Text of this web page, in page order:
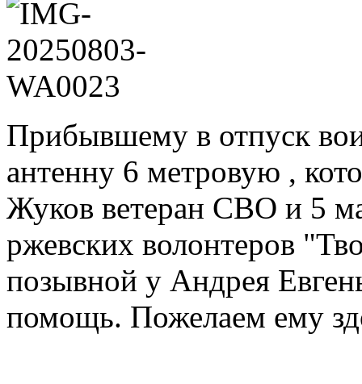
Прибывшему в отпуск
антенну 6 метровую ,
Жуков ветеран СВО и 5
ржевских волонтеров
позывной у Андрея
помощь. Пожелаем ему